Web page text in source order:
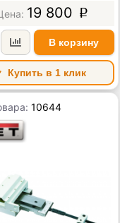
19 800 p
В корзину
Купить в 1 клик
10644